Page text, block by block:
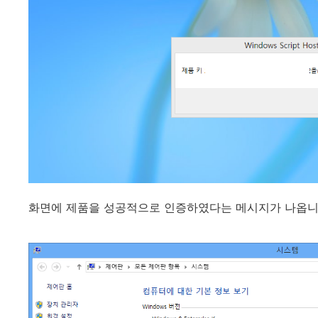
화면에 제품을 성공적으로 인증하였다는 메시지가 나옵